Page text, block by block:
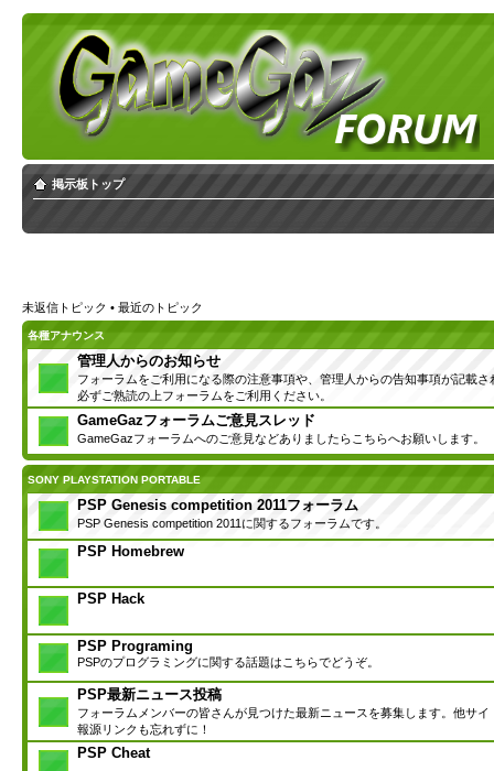
掲示板トップ
未返信トピック • 最近のトピック
各種アナウンス
管理人からのお知らせ
フォーラムをご利用になる際の注意事項や、管理人からの告知事項が記載さ
必ずご熟読の上フォーラムをご利用ください。
GameGazフォーラムご意見スレッド
GameGazフォーラムへのご意見などありましたらこちらへお願いします。
SONY PLAYSTATION PORTABLE
PSP Genesis competition 2011フォーラム
PSP Genesis competition 2011に関するフォーラムです。
PSP Homebrew
PSP Hack
PSP Programing
PSPのプログラミングに関する話題はこちらでどうぞ。
PSP最新ニュース投稿
フォーラムメンバーの皆さんが見つけた最新ニュースを募集します。他サイ
報源リンクも忘れずに！
PSP Cheat